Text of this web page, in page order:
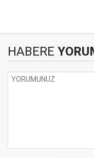
HABERE